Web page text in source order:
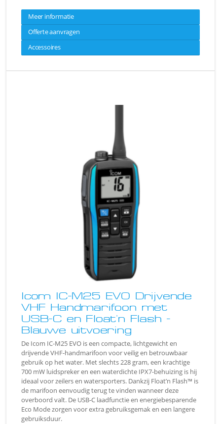
Meer informatie
Offerte aanvragen
Accessoires
Icom IC-M25 EVO Drijvende
VHF Handmarifoon met
USB-C en Float'n Flash -
Blauwe uitvoering
De Icom IC-M25 EVO is een compacte, lichtgewicht en
drijvende VHF-handmarifoon voor veilig en betrouwbaar
gebruik op het water. Met slechts 228 gram, een krachtige
700 mW luidspreker en een waterdichte IPX7-behuizing is hij
ideaal voor zeilers en watersporters. Dankzij Float’n Flash™ is
de marifoon eenvoudig terug te vinden wanneer deze
overboord valt. De USB-C laadfunctie en energiebesparende
Eco Mode zorgen voor extra gebruiksgemak en een langere
gebruiksduur.